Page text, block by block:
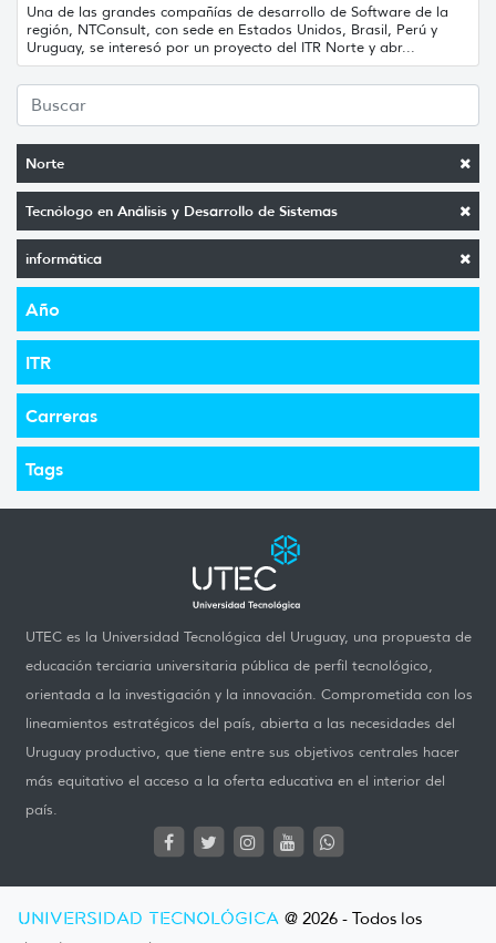
Norte
Tecnólogo en Análisis y Desarrollo de Sistemas
informática
Año
ITR
Carreras
Tags
Una de las grandes compañías de desarrollo de Software de la
región, NTConsult, con sede en Estados Unidos, Brasil, Perú y
Uruguay, se interesó por un proyecto del ITR Norte y abr...
UTEC es la Universidad Tecnológica del Uruguay, una propuesta de
educación terciaria universitaria pública de perfil tecnológico,
orientada a la investigación y la innovación. Comprometida con los
lineamientos estratégicos del país, abierta a las necesidades del
Uruguay productivo, que tiene entre sus objetivos centrales hacer
más equitativo el acceso a la oferta educativa en el interior del
país.
UNIVERSIDAD TECNOLÓGICA @ 2026 - Todos los